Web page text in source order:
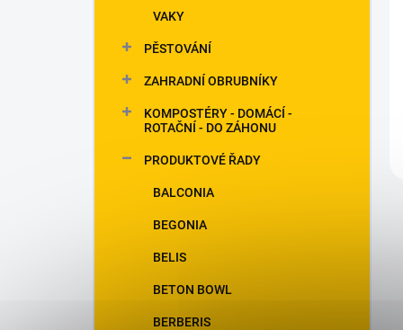
VAKY
PĚSTOVÁNÍ
ZAHRADNÍ OBRUBNÍKY
KOMPOSTÉRY - DOMÁCÍ -
ROTAČNÍ - DO ZÁHONU
PRODUKTOVÉ ŘADY
BALCONIA
BEGONIA
BELIS
BETON BOWL
BERBERIS